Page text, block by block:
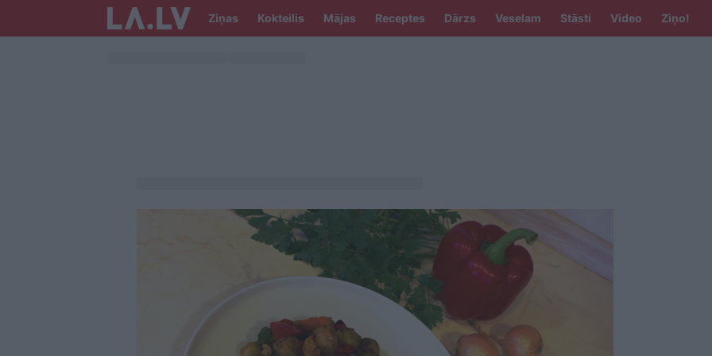
Ziņas Kokteilis Mājas Receptes Dārzs Veselam Stāsti Video Ziņo!